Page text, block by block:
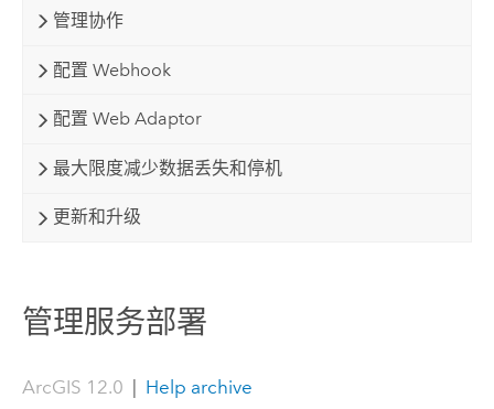
管理协作
配置 Webhook
配置 Web Adaptor
最大限度减少数据丢失和停机
更新和升级
管理服务部署
ArcGIS 12.0 Help archive